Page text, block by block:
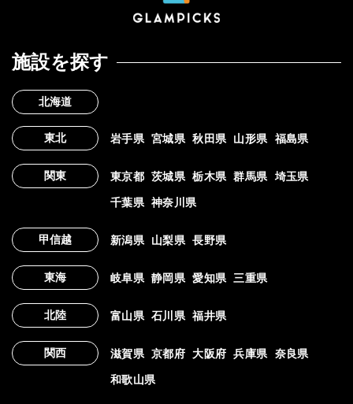
施設を探す
北海道
東北 岩手県 宮城県 秋田県 山形県 福島県
関東 東京都 茨城県 栃木県 群馬県 埼玉県
千葉県 神奈川県
甲信越 新潟県 山梨県 長野県
東海 岐阜県 静岡県 愛知県 三重県
北陸 富山県 石川県 福井県
関西 滋賀県 京都府 大阪府 兵庫県 奈良県
和歌山県